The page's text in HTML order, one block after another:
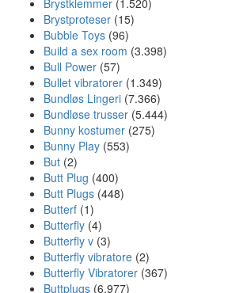
Brystproteser (15)
Bubble Toys (96)
Build a sex room (3.398)
Bull Power (57)
Bullet vibratorer (1.349)
Bundløs Lingeri (7.366)
Bundløse trusser (5.444)
Bunny kostumer (275)
Bunny Play (553)
But (2)
Butt Plug (400)
Butt Plugs (448)
Butterf (1)
Butterfly (4)
Butterfly v (3)
Butterfly vibratore (2)
Butterfly Vibratorer (367)
Buttplugs (6.977)